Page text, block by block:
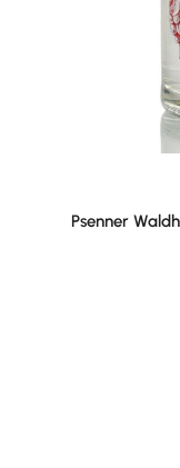
Durchschnittliche
Psenner